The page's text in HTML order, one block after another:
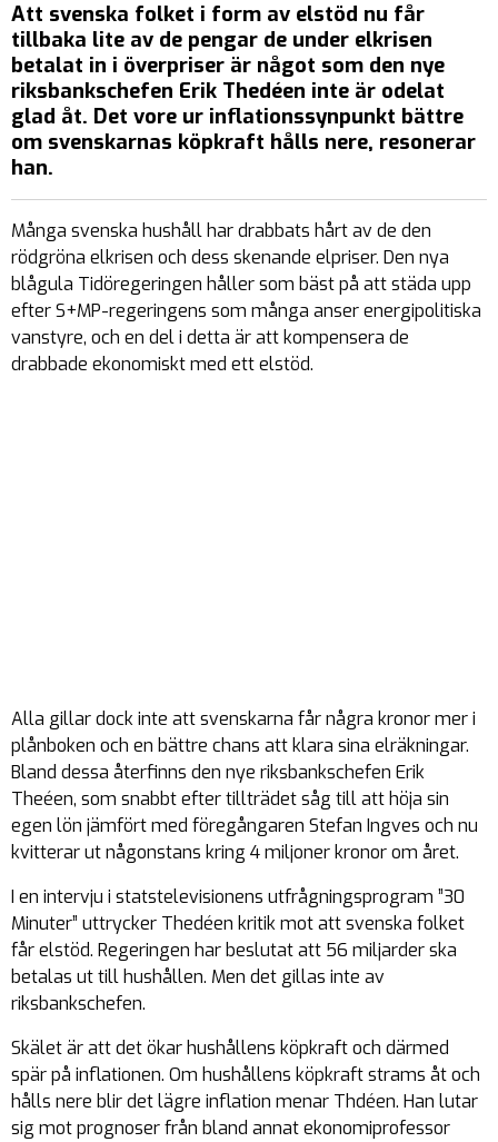
Att svenska folket i form av elstöd nu får
tillbaka lite av de pengar de under elkrisen
betalat in i överpriser är något som den nye
riksbankschefen Erik Thedéen inte är odelat
glad åt. Det vore ur inflationssynpunkt bättre
om svenskarnas köpkraft hålls nere, resonerar
han.
Många svenska hushåll har drabbats hårt av de den
rödgröna elkrisen och dess skenande elpriser. Den nya
blågula Tidöregeringen håller som bäst på att städa upp
efter S+MP-regeringens som många anser energipolitiska
vanstyre, och en del i detta är att kompensera de
drabbade ekonomiskt med ett elstöd.
Alla gillar dock inte att svenskarna får några kronor mer i
plånboken och en bättre chans att klara sina elräkningar.
Bland dessa återfinns den nye riksbankschefen Erik
Theéen, som snabbt efter tillträdet såg till att höja sin
egen lön jämfört med föregångaren Stefan Ingves och nu
kvitterar ut någonstans kring 4 miljoner kronor om året.
I en intervju i statstelevisionens utfrågningsprogram ”30
Minuter” uttrycker Thedéen kritik mot att svenska folket
får elstöd. Regeringen har beslutat att 56 miljarder ska
betalas ut till hushållen. Men det gillas inte av
riksbankschefen.
Skälet är att det ökar hushållens köpkraft och därmed
spär på inflationen. Om hushållens köpkraft strams åt och
hålls nere blir det lägre inflation menar Thdéen. Han lutar
sig mot prognoser från bland annat ekonomiprofessor